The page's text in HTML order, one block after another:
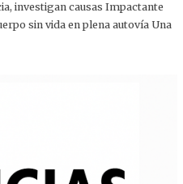
investigan causas Impactante
sin vida en plena autovía Una